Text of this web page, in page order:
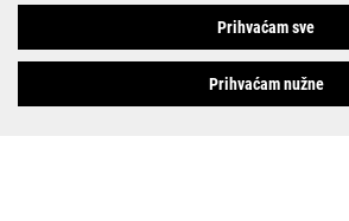
Prihvaćam sve
Prihvaćam nužne